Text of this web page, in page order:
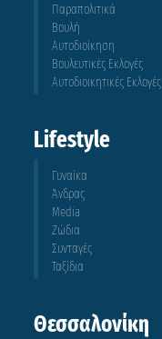
Παραπολιτικά
Βουλή
Αυτοδιοίκηση
Βουλευτικές Εκλογές
Αυτοδιοικητικές Εκλογές
Lifestyle
Γυναίκα
Άνδρας
Media
Ζώδια
Συνταγές
Ταξίδια
Θεσσαλονίκη